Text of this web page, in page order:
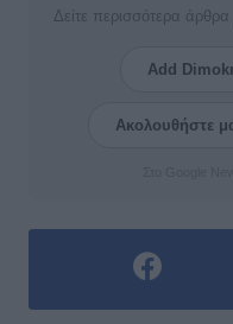
Δείτε περισσότερα
Add
Ακολουθήστε